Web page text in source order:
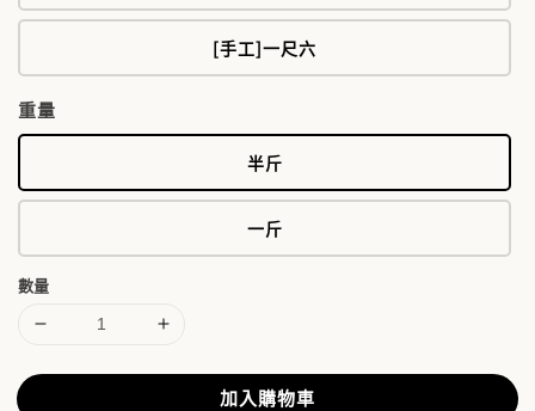
[手工]一尺六
重量
半斤
一斤
數量
加入購物車